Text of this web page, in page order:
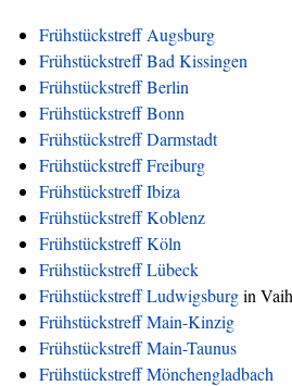
Frühstückstreff Augsburg
Frühstückstreff Bad Kissingen
Frühstückstreff Berlin
Frühstückstreff Bonn
Frühstückstreff Darmstadt
Frühstückstreff Freiburg
Frühstückstreff Ibiza
Frühstückstreff Koblenz
Frühstückstreff Köln
Frühstückstreff Lübeck
Frühstückstreff Ludwigsburgin
Frühstückstreff Main-Kinzig
Frühstückstreff Main-Taunus
Frühstückstreff Mönchengladbach